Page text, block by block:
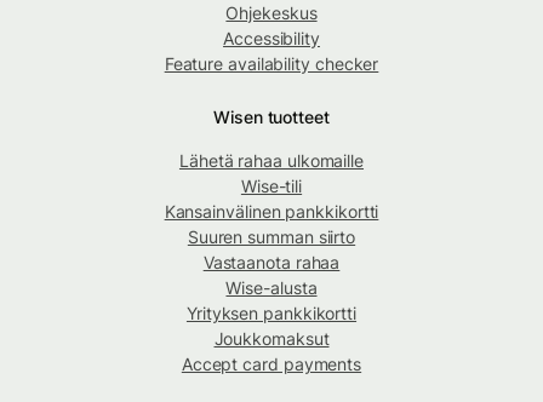
Ohjekeskus
Accessibility
Feature availability checker
Wisen tuotteet
Lähetä rahaa ulkomaille
Wise-tili
Kansainvälinen pankkikortti
Suuren summan siirto
Vastaanota rahaa
Wise-alusta
Yrityksen pankkikortti
Joukkomaksut
Accept card payments